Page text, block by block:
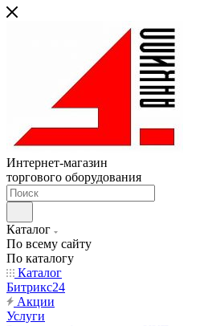
Интернет-магазин
торгового оборудования
Каталог
По всему сайту
По каталогу
Каталог
Битрикс24
Акции
Услуги